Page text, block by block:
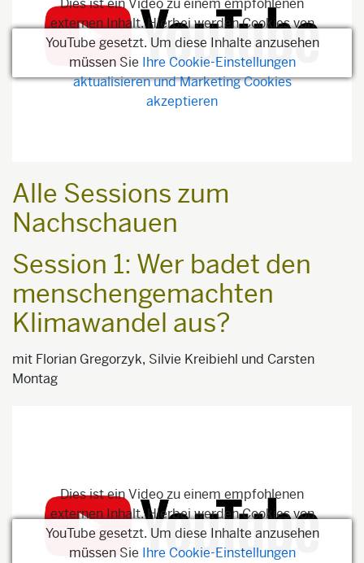
Dies ist ein Video zu einem empfohlenen
externen Inhalt. Hierbei werden Cookies von
YouTube gesetzt. Um diese Inhalte anzusehen
müssen Sie Ihre Cookie-Einstellungen
aktualisieren und Marketing Cookies
akzeptieren
Alle Sessions zum
Nachschauen
Session 1: Wer badet den
menschengemachten
Klimawandel aus?
mit Florian Gregorzyk, Silvie Kreibiehl und Carsten
Montag
Dies ist ein Video zu einem empfohlenen
externen Inhalt. Hierbei werden Cookies von
YouTube gesetzt. Um diese Inhalte anzusehen
müssen Sie Ihre Cookie-Einstellungen